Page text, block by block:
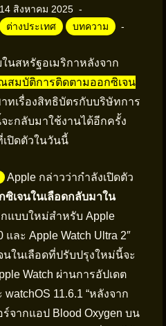
14 สิงหาคม 2025
ต่างประเทศ
บทความ
นสหรัฐอเมริกาหลังจาก
สมบัติการติดตามออกซิเจน
ทเรื่องสิทธิบัตรกับบริษัทการ
ะกลับมาใช้งานได้อีกครั้ง
ปิดตัวในวันนี้
Apple กล่าวว่ากำลังเปิดตัว
ซิเจนในเลือดกลับมาใน
แบบใหม่สำหรับ Apple
และ Apple Watch Ultra 2″
นในเลือดที่ปรับปรุงใหม่นี้จะ
Watch ผ่านการอัปเดต
11.6.1 “หลังจาก
จากแอป Blood Oxygen บน